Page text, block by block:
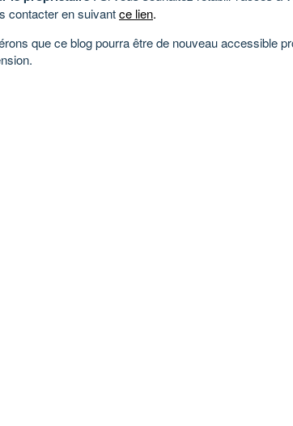
contacter en suivantce lien.
que ce blog pourra être de nouveau accessible